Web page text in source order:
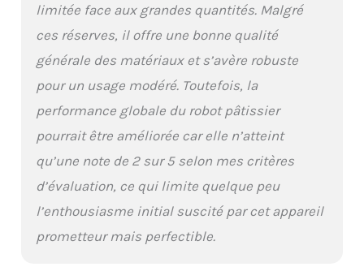
limitée face aux grandes quantités. Malgré
ces réserves, il offre une bonne qualité
générale des matériaux et s’avère robuste
pour un usage modéré. Toutefois, la
performance globale du robot pâtissier
pourrait être améliorée car elle n’atteint
qu’une note de 2 sur 5 selon mes critères
d’évaluation, ce qui limite quelque peu
l’enthousiasme initial suscité par cet appareil
prometteur mais perfectible.